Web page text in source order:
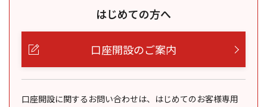
はじめての方へ
口座開設のご案内
口座開設に関するお問い合わせは、はじめてのお客様専用